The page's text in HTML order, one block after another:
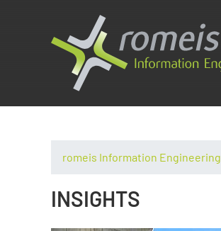
romeis Information Engineering
INSIGHTS